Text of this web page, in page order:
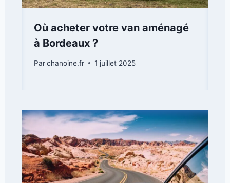
Où acheter votre van aménagé
à Bordeaux ?
Parchanoine.fr 1 juillet 2025